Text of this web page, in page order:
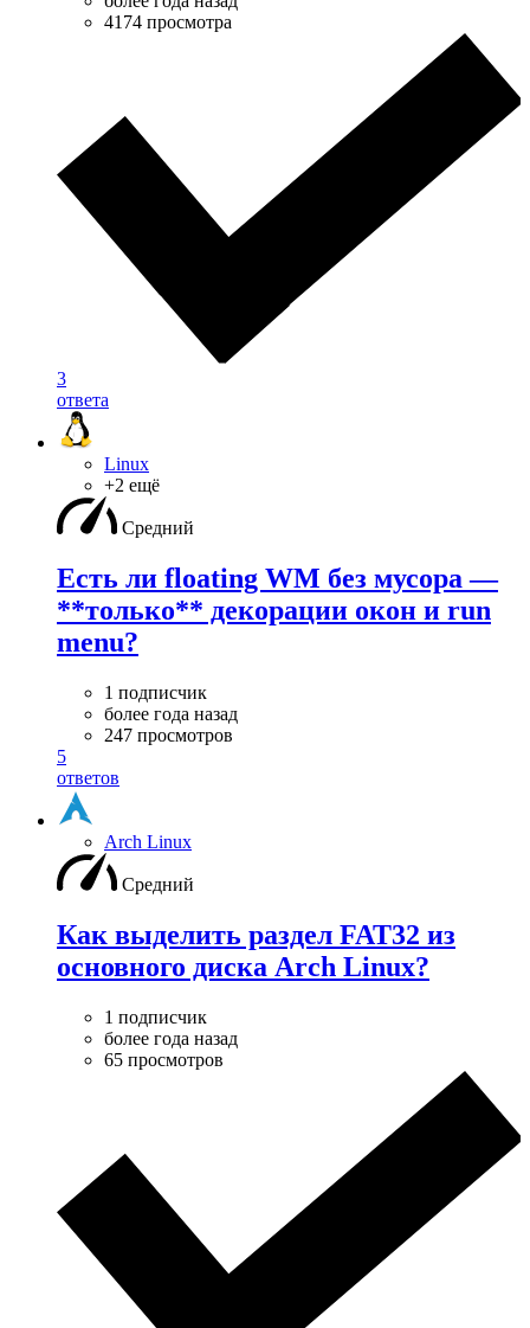
4174 просмотра
3
ответа
Linux
+2 ещё
Средний
Есть ли floating WM без мусора —
**только** декорации окон и run
menu?
1 подписчик
более года назад
247 просмотров
5
ответов
Arch Linux
Средний
Как выделить раздел FAT32 из
основного диска Arch Linux?
1 подписчик
более года назад
65 просмотров